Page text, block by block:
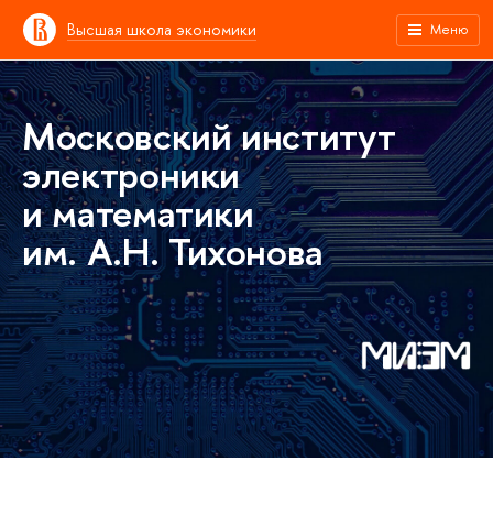
Высшая школа экономики Меню
Московский институт
электроники
и математики
им. А.Н. Тихонова